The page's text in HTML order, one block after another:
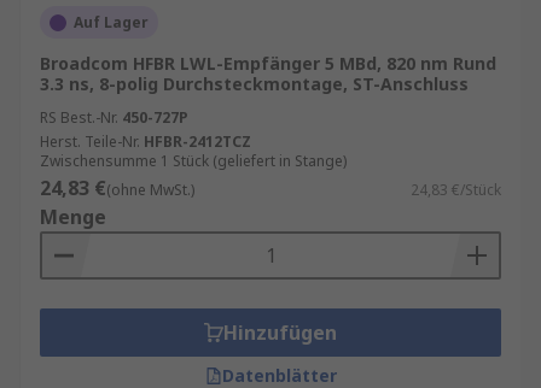
Auf Lager
Broadcom HFBR LWL-Empfänger 5 MBd, 820 nm Rund
3.3 ns, 8-polig Durchsteckmontage, ST-Anschluss
RS Best.-Nr. 450-727P
Herst. Teile-Nr. HFBR-2412TCZ
Zwischensumme 1 Stück (geliefert in Stange)
24,83 €(ohne MwSt.) 24,83 €/Stück
Menge
Hinzufügen
Datenblätter